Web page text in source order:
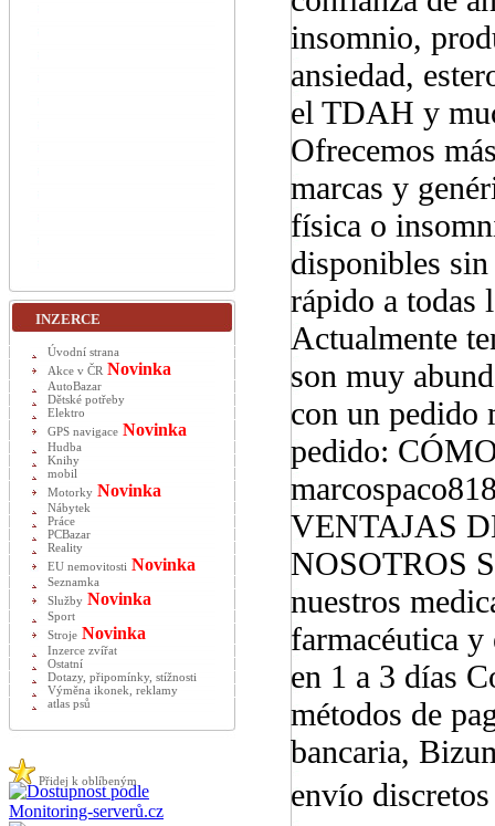
insomnio,
ansiedad,
el TDAH y
Ofrecemos
marcas y
física o
disponibles
rápido a todas
Actualmente
son muy
con un pedido
pedido:
VENTAJAS
NOSOTROS
nuestros
farmacéutica
en 1 a 3 días
métodos de
bancaria,
envío
INZERCE
Úvodní strana
Akce v ČR Novinka
AutoBazar
Dětské potřeby
Elektro
GPS navigace Novinka
Hudba
Knihy
mobil
Motorky Novinka
Nábytek
Práce
PCBazar
Reality
EU nemovitosti Novinka
Seznamka
Služby Novinka
Sport
Stroje Novinka
Inzerce zvířat
Ostatní
Dotazy, připomínky, stížnosti
Výměna ikonek, reklamy
atlas psů
Přidej k oblíbeným